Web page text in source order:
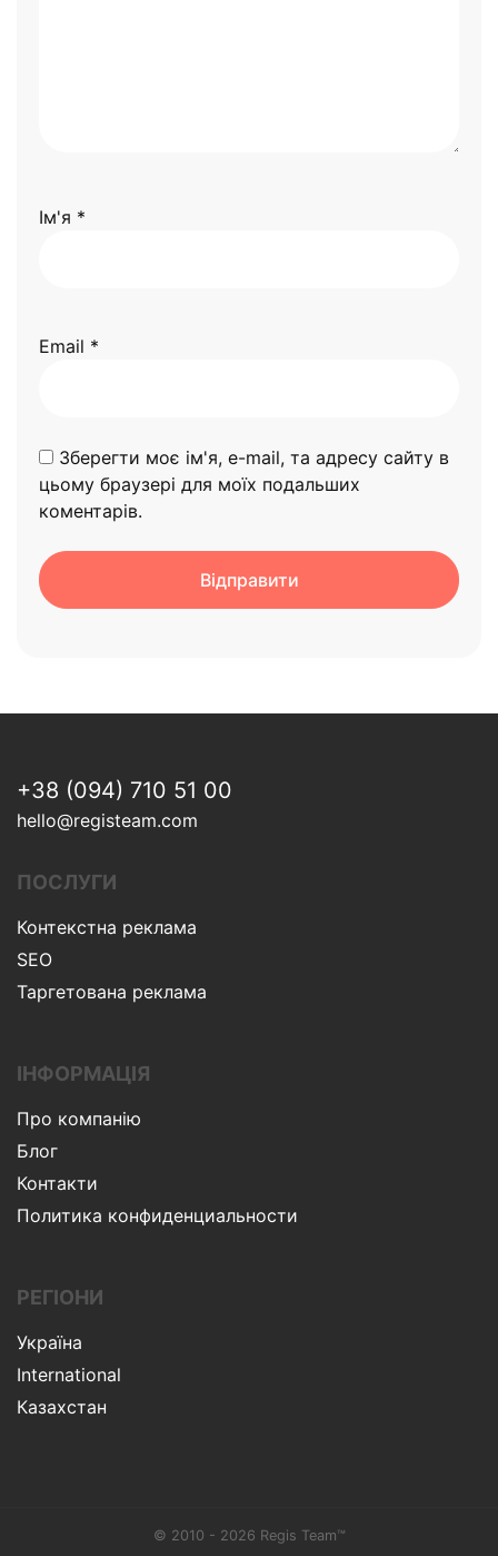
Ім'я *
Email *
Зберегти моє ім'я, e-mail, та адресу сайту в
цьому браузері для моїх подальших
коментарів.
+38 (094) 710 51 00
hello@registeam.com
ПОСЛУГИ
Контекстна реклама
SEO
Таргетована реклама
ІНФОРМАЦІЯ
Про компанію
Блог
Контакти
Политика конфиденциальности
РЕГІОНИ
Україна
International
Казахстан
© 2010 - 2026 Regis Team™